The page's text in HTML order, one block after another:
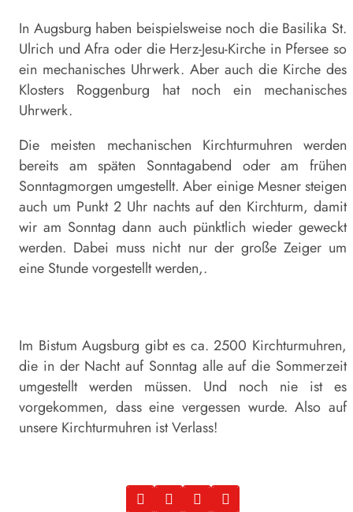
In Augsburg haben beispielsweise noch die Basilika St.
Ulrich und Afra oder die Herz-Jesu-Kirche in Pfersee so
ein mechanisches Uhrwerk. Aber auch die Kirche des
Klosters Roggenburg hat noch ein mechanisches
Uhrwerk.
Die meisten mechanischen Kirchturmuhren werden
bereits am späten Sonntagabend oder am frühen
Sonntagmorgen umgestellt. Aber einige Mesner steigen
auch um Punkt 2 Uhr nachts auf den Kirchturm, damit
wir am Sonntag dann auch pünktlich wieder geweckt
werden. Dabei muss nicht nur der große Zeiger um
eine Stunde vorgestellt werden,.
Im Bistum Augsburg gibt es ca. 2500 Kirchturmuhren,
die in der Nacht auf Sonntag alle auf die Sommerzeit
umgestellt werden müssen. Und noch nie ist es
vorgekommen, dass eine vergessen wurde. Also auf
unsere Kirchturmuhren ist Verlass!